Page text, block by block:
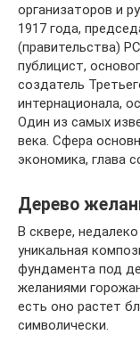
организаторов и
1917 года,
(правительства)
публицист,
создатель
интернационала,
Один из самых
века. Сфера
экономика, глава
Дерево
В сквере,
уникальная
фундамента под
желаниями
есть оно растет
символически.